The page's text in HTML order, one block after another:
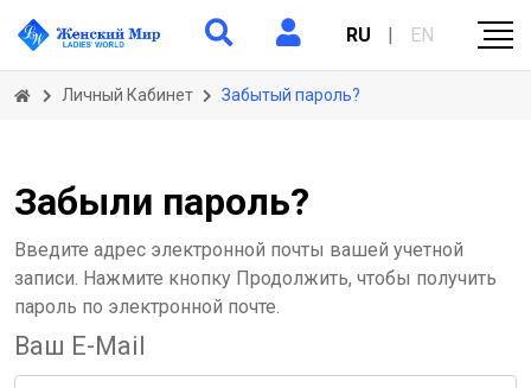
RU | EN
Личный Кабинет Забытый пароль?
Забыли пароль?
Введите адрес электронной почты вашей учетной
записи. Нажмите кнопку Продолжить, чтобы получить
пароль по электронной почте.
Ваш E-Mail